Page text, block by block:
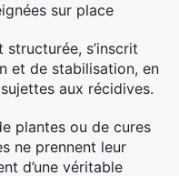
sur place
s’inscrit
et de stabilisation, en
aux récidives.
plantes ou de cures
ne prennent leur
d’une véritable